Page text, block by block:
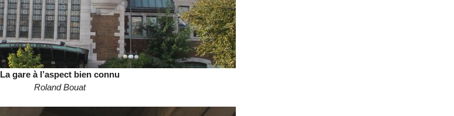
La gare à l’aspect bien connu
Roland Bouat